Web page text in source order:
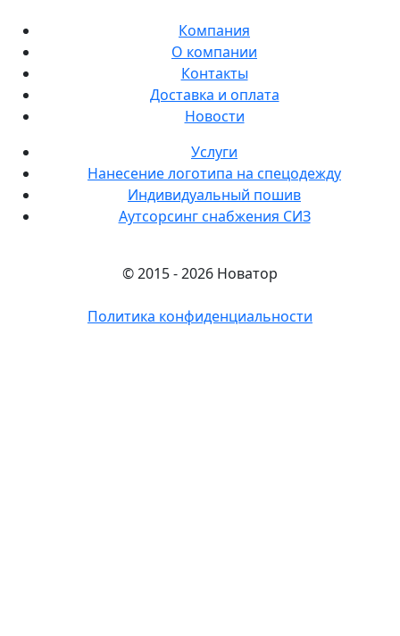
Компания
О компании
Контакты
Доставка и оплата
Новости
Услуги
Нанесение логотипа на спецодежду
Индивидуальный пошив
Аутсорсинг снабжения СИЗ
© 2015 - 2026 Новатор
Политика конфиденциальности